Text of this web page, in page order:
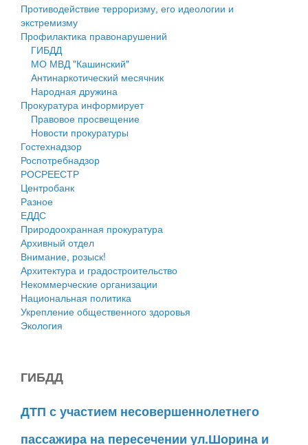
Деятельность МУ
Нормативы градостроительного проектирования
Правила землепользования и застройки
Генеральные планы
Проекты планировки территории
Собрание депутатов
Городское поселение
Сельские поселения
Противодействие терроризму, его идеологии и
экстремизму
Профилактика правонарушений
ГИБДД
МО МВД "Кашинский"
Антинаркотический месячник
Народная дружина
Прокуратура информирует
Правовое просвещение
Новости прокуратуры
Гостехнадзор
Роспотребнадзор
РОСРЕЕСТР
Центробанк
Разное
ЕДДС
Природоохранная прокуратура
Архивный отдел
Внимание, розыск!
Архитектура и градостроительство
Некоммерческие организации
Национальная политика
Укрепление общественного здоровья
Экология
ГИБДД
ДТП с участием несовершеннолетнего
пассажира на пересечении ул.Шорина и